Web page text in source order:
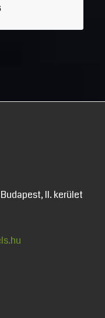
Budapest, II. kerület